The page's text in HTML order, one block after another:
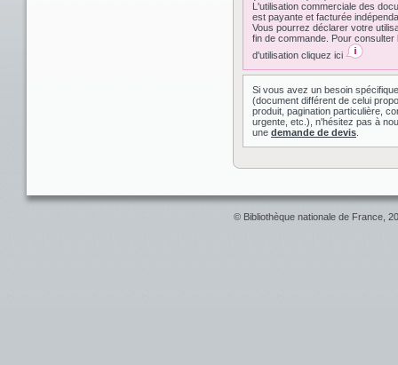
L'utilisation commerciale des
est payante et facturée
Vous pourrez déclarer votre
fin de commande. Pour consulter
d'utilisation cliquez ici
Si vous avez un besoin spécifique
(document différent de celui
produit, pagination particulière,
urgente, etc.), n'hésitez pas à
une demande de devis
© Bibliothèque nationale de France,